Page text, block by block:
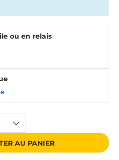
AU PANIER
ou en relais